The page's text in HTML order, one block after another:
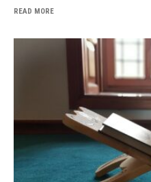
READ MORE